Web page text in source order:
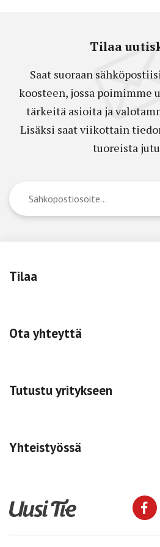
Tilaa
Saat suoraan
koosteen, jossa poimimme
tärkeitä asioita ja
Lisäksi saat viikottain
tuoreista
Tilaa
Ota yhteyttä
Tutustu yritykseen
Yhteistyössä